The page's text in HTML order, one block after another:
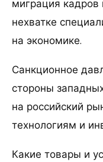
миграция кадров
нехватке
на экономике.
Санкционное
стороны
на российский
технологиям и
Какие товары и